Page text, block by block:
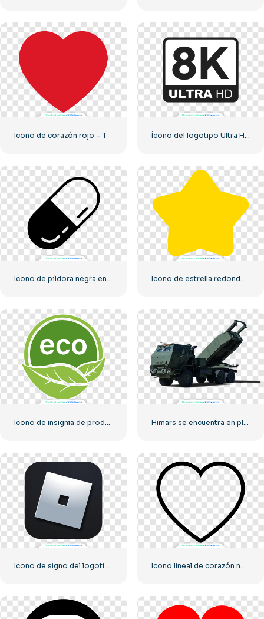
Icono de corazón rojo – 1 Ícono del logotipo Ultra HD de 8k monocromo negro
Icono de píldora negra encapsulada Icono de estrella redondeada amarilla